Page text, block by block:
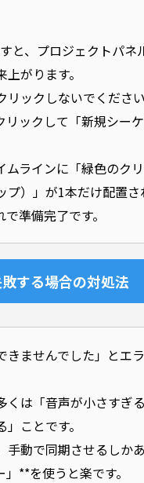
すと、プロジェクトパネ
がります。
リックしないでください
ックして「新規シーケ
ムラインに「緑色のク
プ）」が1本だけ配置
準備完了です。
する場合の対処法
きませんでした」とエ
くは「音声が小さすぎ
ことです。
手動で同期させるしか
**を使うと楽です。